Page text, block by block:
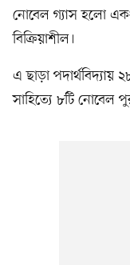
নোবেল গ্যাস হলো
বিক্রিয়াশীল।
এ ছাড়া পদার্থবিদ্যায়
সাহিত্যে ৮টি নোবেল